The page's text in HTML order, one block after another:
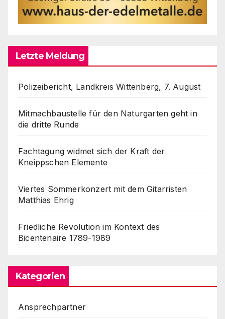
Letzte Meldung
Polizeibericht, Landkreis Wittenberg, 7. August
Mitmachbaustelle für den Naturgarten geht in
die dritte Runde
Fachtagung widmet sich der Kraft der
Kneippschen Elemente
Viertes Sommerkonzert mit dem Gitarristen
Matthias Ehrig
Friedliche Revolution im Kontext des
Bicentenaire 1789-1989
Kategorien
Ansprechpartner